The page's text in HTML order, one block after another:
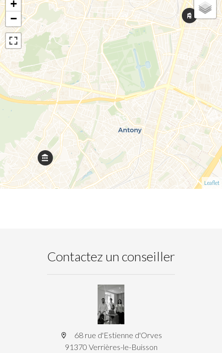
+
−
Leaflet
Contactez un conseiller
68 rue d'Estienne d'Orves
91370 Verrières-le-Buisson